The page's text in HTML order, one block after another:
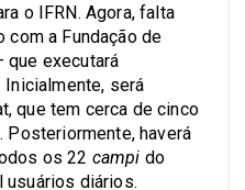
o IFRN. Agora, falta
com a Fundação de
que executará
será
que tem cerca de cinco
haverá
os 22 campi do
usuários diários.